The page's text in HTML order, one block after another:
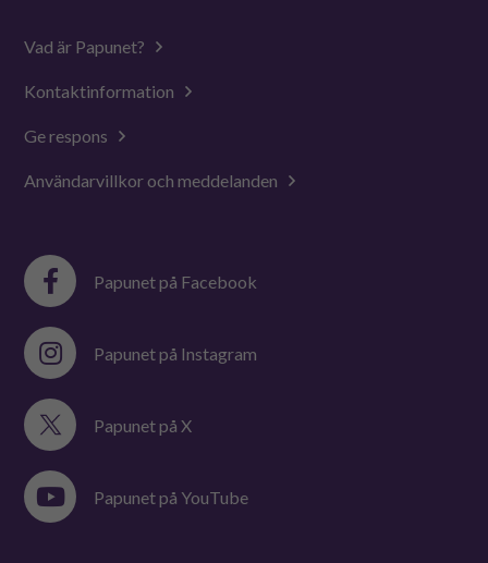
Vad är Papunet?
Kontaktinformation
Ge respons
Användarvillkor och meddelanden
Papunet på Facebook
Papunet på Instagram
Papunet på X
Papunet på YouTube